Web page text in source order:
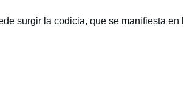
surgir la codicia, que se manifiesta en